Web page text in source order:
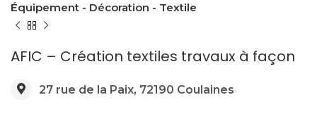
Équipement - Décoration - Textile
AFIC – Création textiles travaux à façon
27 rue de la Paix, 72190 Coulaines